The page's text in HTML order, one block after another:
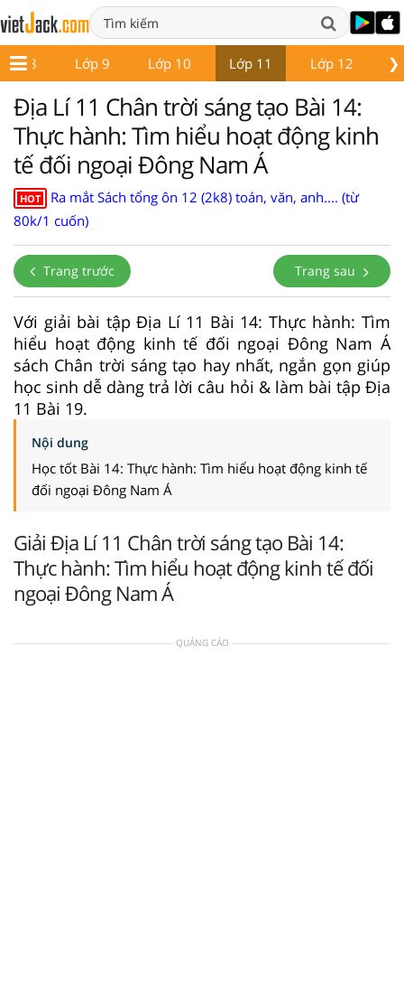
❯
Lớp 8 Lớp 9 Lớp 10 Lớp 11 Lớp 12
Địa Lí 11 Chân trời sáng tạo Bài 14:
Thực hành: Tìm hiểu hoạt động kinh
tế đối ngoại Đông Nam Á
HOT
Ra mắt Sách tổng ôn 12 (2k8) toán, văn, anh.... (từ
80k/1 cuốn)
Trang trước Trang sau
Với giải bài tập Địa Lí 11 Bài 14: Thực hành: Tìm
hiểu hoạt động kinh tế đối ngoại Đông Nam Á
sách Chân trời sáng tạo hay nhất, ngắn gọn giúp
học sinh dễ dàng trả lời câu hỏi & làm bài tập Địa
11 Bài 19.
Nội dung
Học tốt Bài 14: Thực hành: Tìm hiểu hoạt động kinh tế
đối ngoại Đông Nam Á
Giải Địa Lí 11 Chân trời sáng tạo Bài 14:
Thực hành: Tìm hiểu hoạt động kinh tế đối
ngoại Đông Nam Á
QUẢNG CÁO